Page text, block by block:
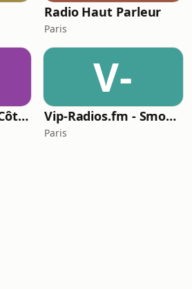
Radio Haut Parleur
Paris
Radio Relax Nice Côte d'Azur
V-
Vip-Radios.fm - Smooth Jazz Lounge
Paris